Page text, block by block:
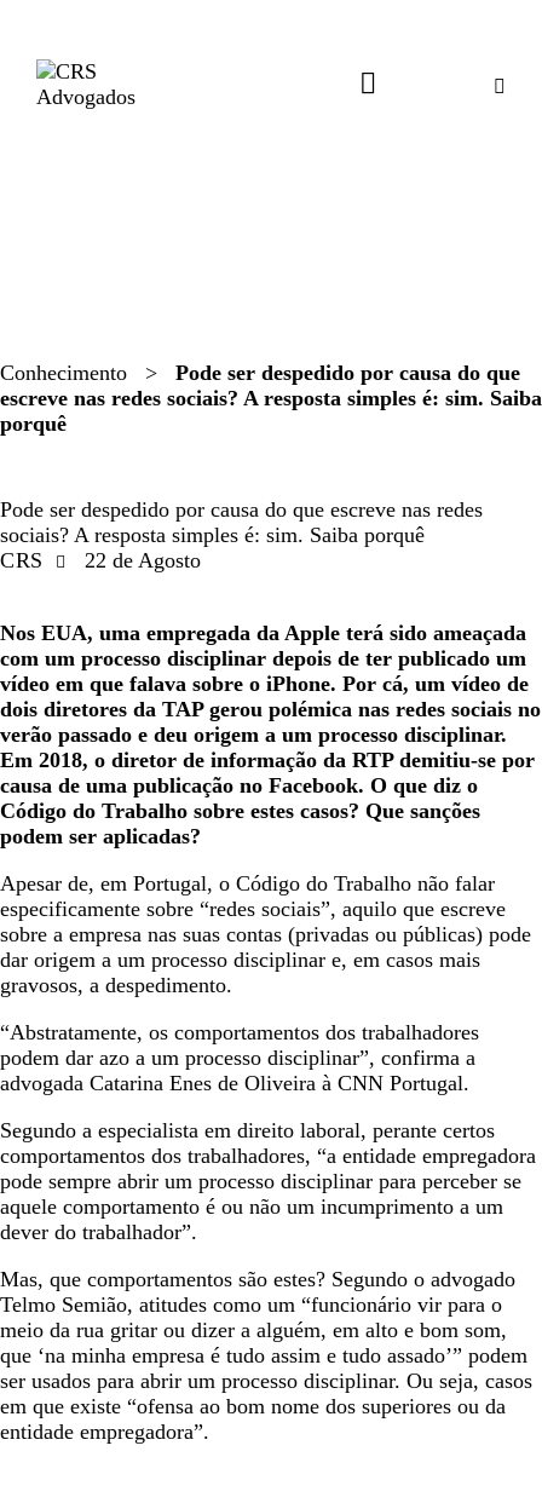
Conhecimento > Pode ser despedido por causa do que
escreve nas redes sociais? A resposta simples é: sim. Saiba
porquê
Pode ser despedido por causa do que escreve nas redes
sociais? A resposta simples é: sim. Saiba porquê
CRS
22 de Agosto
Nos EUA, uma empregada da Apple terá sido ameaçada
com um processo disciplinar depois de ter publicado um
vídeo em que falava sobre o iPhone. Por cá, um vídeo de
dois diretores da TAP gerou polémica nas redes sociais no
verão passado e deu origem a um processo disciplinar.
Em 2018, o diretor de informação da RTP demitiu-se por
causa de uma publicação no Facebook. O que diz o
Código do Trabalho sobre estes casos? Que sanções
podem ser aplicadas?
Apesar de, em Portugal, o Código do Trabalho não falar
especificamente sobre “redes sociais”, aquilo que escreve
sobre a empresa nas suas contas (privadas ou públicas) pode
dar origem a um processo disciplinar e, em casos mais
gravosos, a despedimento.
“Abstratamente, os comportamentos dos trabalhadores
podem dar azo a um processo disciplinar”, confirma a
advogada Catarina Enes de Oliveira à CNN Portugal.
Segundo a especialista em direito laboral, perante certos
comportamentos dos trabalhadores, “a entidade empregadora
pode sempre abrir um processo disciplinar para perceber se
aquele comportamento é ou não um incumprimento a um
dever do trabalhador”.
Mas, que comportamentos são estes? Segundo o advogado
Telmo Semião, atitudes como um “funcionário vir para o
meio da rua gritar ou dizer a alguém, em alto e bom som,
que ‘na minha empresa é tudo assim e tudo assado’” podem
ser usados para abrir um processo disciplinar. Ou seja, casos
em que existe “ofensa ao bom nome dos superiores ou da
entidade empregadora”.